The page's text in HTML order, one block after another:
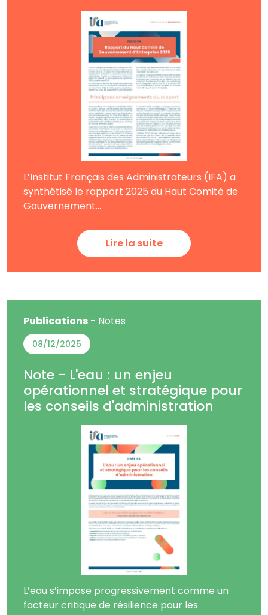
L’Institut Français des Administrateurs (IFA) a
synthétisé le rapport 2025 du Haut Comité de
Gouvernement...
Lire la suite
Publications- Notes
08/12/2025
Note - L'eau : un enjeu
opérationnel et stratégique pour
les conseils d'administration
L’eau s’impose progressivement comme un
facteur critique de résilience pour les